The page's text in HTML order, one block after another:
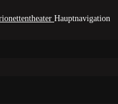
Hauptnavigation